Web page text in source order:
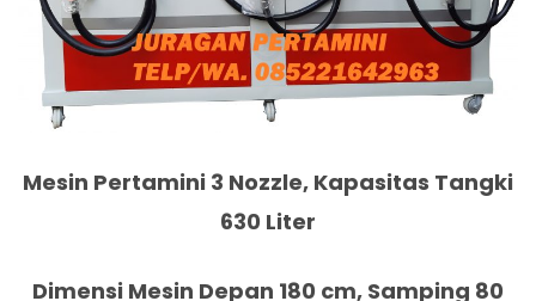
Mesin Pertamini 3 Nozzle, Kapasitas Tangki
630 Liter
Dimensi Mesin Depan 180 cm, Samping 80